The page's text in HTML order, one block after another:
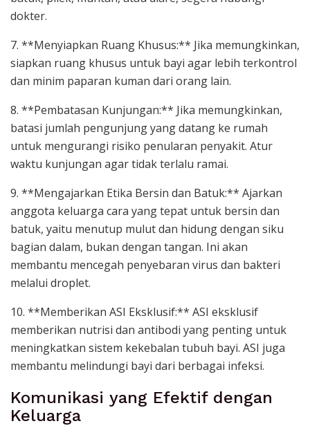
dokter.
7. **Menyiapkan Ruang Khusus:** Jika memungkinkan,
siapkan ruang khusus untuk bayi agar lebih terkontrol
dan minim paparan kuman dari orang lain.
8. **Pembatasan Kunjungan:** Jika memungkinkan,
batasi jumlah pengunjung yang datang ke rumah
untuk mengurangi risiko penularan penyakit. Atur
waktu kunjungan agar tidak terlalu ramai.
9. **Mengajarkan Etika Bersin dan Batuk:** Ajarkan
anggota keluarga cara yang tepat untuk bersin dan
batuk, yaitu menutup mulut dan hidung dengan siku
bagian dalam, bukan dengan tangan. Ini akan
membantu mencegah penyebaran virus dan bakteri
melalui droplet.
10. **Memberikan ASI Eksklusif:** ASI eksklusif
memberikan nutrisi dan antibodi yang penting untuk
meningkatkan sistem kekebalan tubuh bayi. ASI juga
membantu melindungi bayi dari berbagai infeksi.
Komunikasi yang Efektif dengan
Keluarga